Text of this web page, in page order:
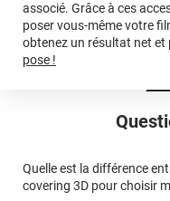
Quelle est la différence
covering 3D pour choisir
associé. Grâce à ces
poser vous-même votre
obtenez un résultat net et
pose !